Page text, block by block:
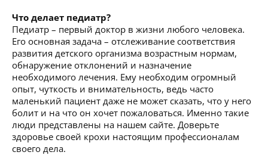
Что делает педиатр?
Педиатр – первый доктор в жизни любого человека.
Его основная задача – отслеживание соответствия
развития детского организма возрастным нормам,
обнаружение отклонений и назначение
необходимого лечения. Ему необходим огромный
опыт, чуткость и внимательность, ведь часто
маленький пациент даже не может сказать, что у него
болит и на что он хочет пожаловаться. Именно такие
люди представлены на нашем сайте. Доверьте
здоровье своей крохи настоящим профессионалам
своего дела.